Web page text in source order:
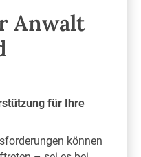
Anwalt
für Ihre
können